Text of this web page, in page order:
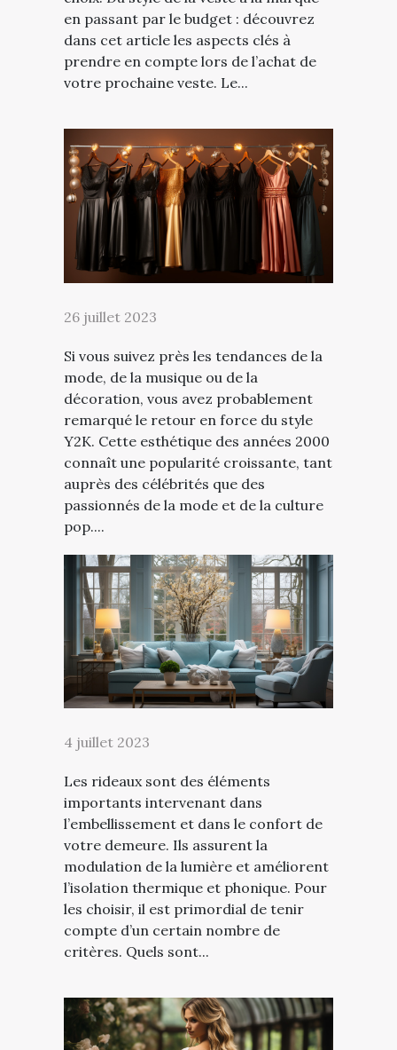
en passant par le budget : découvrez
dans cet article les aspects clés à
prendre en compte lors de l’achat de
votre prochaine veste. Le...
26 juillet 2023
Si vous suivez près les tendances de la
mode, de la musique ou de la
décoration, vous avez probablement
remarqué le retour en force du style
Y2K. Cette esthétique des années 2000
connaît une popularité croissante, tant
auprès des célébrités que des
passionnés de la mode et de la culture
pop....
4 juillet 2023
Les rideaux sont des éléments
importants intervenant dans
l’embellissement et dans le confort de
votre demeure. Ils assurent la
modulation de la lumière et améliorent
l’isolation thermique et phonique. Pour
les choisir, il est primordial de tenir
compte d’un certain nombre de
critères. Quels sont...